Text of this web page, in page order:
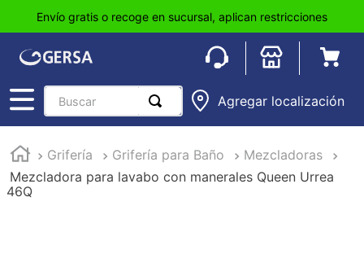
Envío gratis o recoge en sucursal, aplican restricciones
Buscar
Agregar localización
Grifería Grifería para Baño
Mezcladoras
Mezcladora para lavabo con manerales Queen Urrea
46Q
1.
pisos
2 .
loseta